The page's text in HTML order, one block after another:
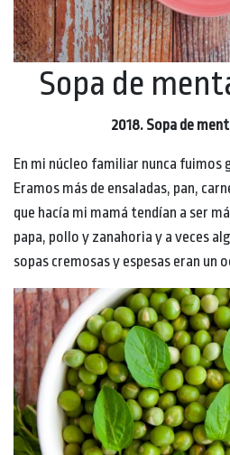
Sopa de
2018. Sopa de
En mi núcleo familiar nunca fuimos
Eramos más de ensaladas, pan,
que hacía mi mamá tendían a ser
papa, pollo y zanahoria y a veces
sopas cremosas y espesas eran un